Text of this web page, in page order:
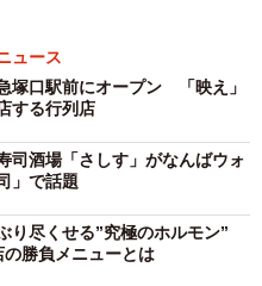
2/9
しす 西宮北口店」
、「今回の店舗は地域密
ュース
塚口駅前にオープン 「映え」
する行列店
酒場「さしす」がなんばウォ
」で話題
り尽くせる”究極のホルモン”
勝負メニューとは